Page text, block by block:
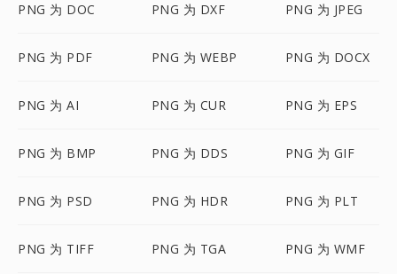
PNG 为 DOC PNG 为 DXF PNG 为 JPEG
PNG 为 PDF PNG 为 WEBP PNG 为 DOCX
PNG 为 AI PNG 为 CUR PNG 为 EPS
PNG 为 BMP PNG 为 DDS PNG 为 GIF
PNG 为 PSD PNG 为 HDR PNG 为 PLT
PNG 为 TIFF PNG 为 TGA PNG 为 WMF